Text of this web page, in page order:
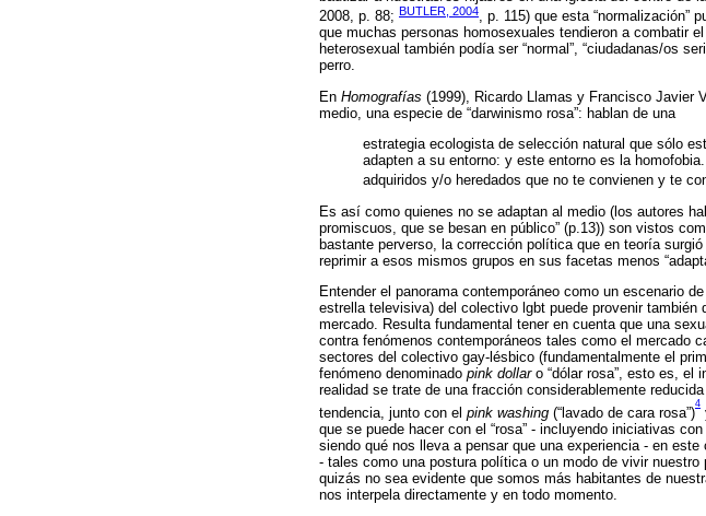
2008, p. 88; BUTLER, 2004, p. 115) que esta “normalización”
que muchas personas homosexuales tendieron a combatir
heterosexual también podía ser “normal”, “ciudadanas/os
perro.
En Homografías (1999), Ricardo Llamas y Francisco Javier
medio, una especie de “darwinismo rosa”: hablan de una
estrategia ecologista de selección natural que sólo
adapten a su entorno: y este entorno es la
adquiridos y/o heredados que no te convienen y te
Es así como quienes no se adaptan al medio (los autores
promiscuos, que se besan en público” (p.13)) son vistos
bastante perverso, la corrección política que en teoría
reprimir a esos mismos grupos en sus facetas menos
Entender el panorama contemporáneo como un escenario
estrella televisiva) del colectivo lgbt puede provenir
mercado. Resulta fundamental tener en cuenta que una
contra fenómenos contemporáneos tales como el mercado
sectores del colectivo gay-lésbico (fundamentalmente el
fenómeno denominado pink dollaro “dólar rosa”, esto es, el
realidad se trate de una fracción considerablemente
tendencia, junto con el pink washing (“lavado de cara rosa”)
4
que se puede hacer con el “rosa” - incluyendo iniciativas
siendo qué nos lleva a pensar que una experiencia - en
- tales como una postura política o un modo de vivir
quizás no sea evidente que somos más habitantes de
nos interpela directamente y en todo momento.